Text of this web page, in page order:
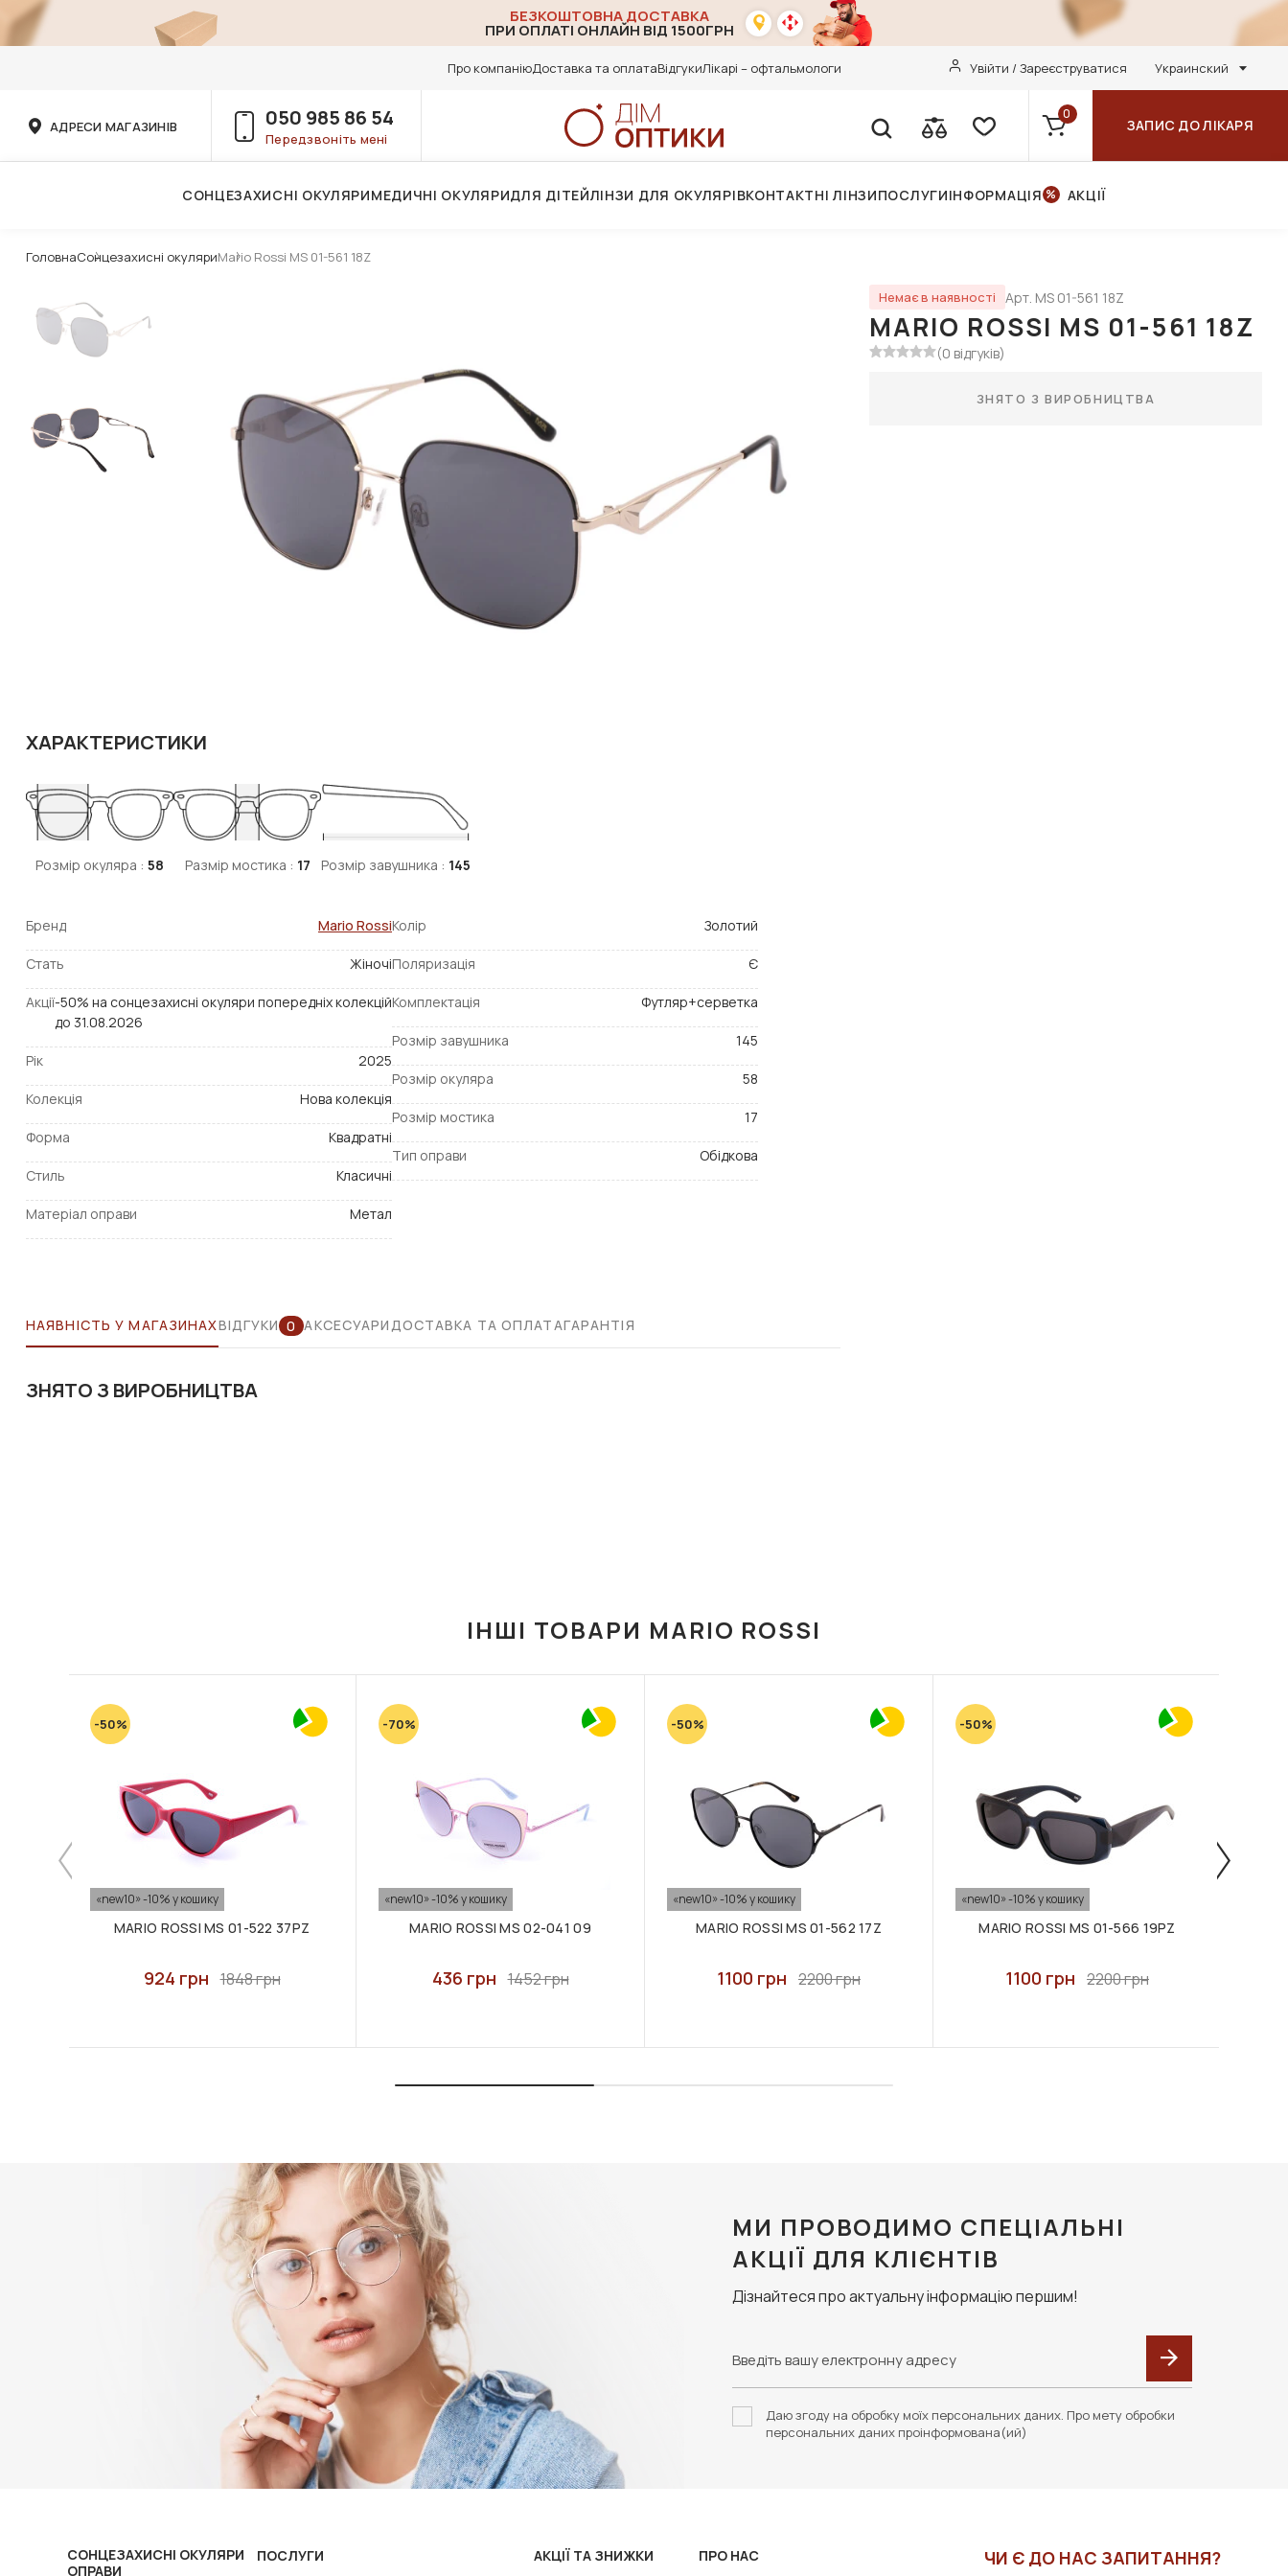
БЕЗКОШТОВНА ДОСТАВКА
ПРИ ОПЛАТІ ОНЛАЙН ВІД 1500ГРН
Про компаніюДоставка та оплатаВідгукиЛікарі – офтальмологи Увійти / Зареєструватися Украинский
АДРЕСИ МАГАЗИНІВ 050 985 86 54
Передзвоніть мені
0
ЗАПИС ДО ЛІКАРЯ
СОНЦЕЗАХИСНІ ОКУЛЯРИМЕДИЧНІ ОКУЛЯРИДЛЯ ДІТЕЙЛІНЗИ ДЛЯ ОКУЛЯРІВКОНТАКТНІ ЛІНЗИПОСЛУГИІНФОРМАЦІЯ АКЦІЇ
ГоловнаСонцезахисні окуляриMario Rossi MS 01-561 18Z
Немає в наявності Арт. MS 01-561 18Z
MARIO ROSSI MS 01-561 18Z
(0 відгуків)
ЗНЯТО З ВИРОБНИЦТВА
ХАРАКТЕРИСТИКИ
Розмір окуляра : 58 Размір мостика : 17 Розмір завушника : 145
Бренд Mario Rossi
Стать Жіночі
Акції-50% на сонцезахисні окуляри попередніх колекцій
до 31.08.2026
Рік 2025
Колекція Нова колекція
Форма Квадратні
Стиль Класичні
Матеріал оправи Метал
Колір Золотий
Поляризація Є
Комплектація Футляр+серветка
Розмір завушника 145
Розмір окуляра 58
Розмір мостика 17
Тип оправи Обідкова
НАЯВНІСТЬ У МАГАЗИНАХВІДГУКИ 0 АКСЕСУАРИДОСТАВКА ТА ОПЛАТАГАРАНТІЯ
ЗНЯТО З ВИРОБНИЦТВА
ІНШІ ТОВАРИ MARIO ROSSI
-50%
«new10» -10% у кошику
MARIO ROSSI MS 01-522 37PZ
924 грн 1848 грн
-70%
«new10» -10% у кошику
MARIO ROSSI MS 02-041 09
436 грн 1452 грн
-50%
«new10» -10% у кошику
MARIO ROSSI MS 01-562 17Z
1100 грн 2200 грн
-50%
«new10» -10% у кошику
MARIO ROSSI MS 01-566 19PZ
1100 грн 2200 грн
МИ ПРОВОДИМО СПЕЦІАЛЬНІ
АКЦІЇ ДЛЯ КЛІЄНТІВ
Дізнайтеся про актуальну інформацію першим!
Даю згоду на обробку моїх персональних даних. Про мету обробки
персональних даних проінформована(ий)
СОНЦЕЗАХИСНІ ОКУЛЯРИ
ОПРАВИ
ПОСЛУГИ АКЦІЇ ТА ЗНИЖКИ ПРО НАС ЧИ Є ДО НАС ЗАПИТАННЯ?